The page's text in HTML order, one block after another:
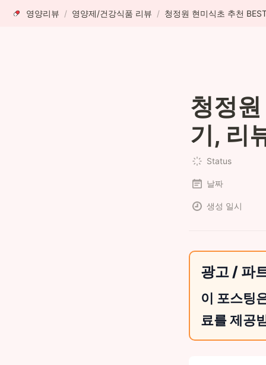
영양리뷰 / 영양제/건강식품 리뷰 /
청정
기, 리
Status
날짜
생성 일시
광고 / 파
이 포스팅
료를 제공